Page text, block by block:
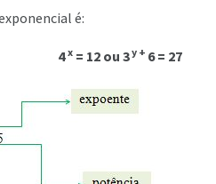
é:
4x = 12 ou 3y + 6 = 27